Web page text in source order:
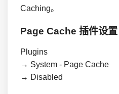
Caching。
Page Cache 插件设置
Plugins
→ System - Page Cache
→ Disabled